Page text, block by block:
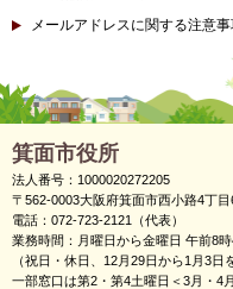
メールアドレスに関する注意
箕面市役所
法人番号：1000020272205
〒562-0003大阪府箕面市西小路4丁
電話：072-723-2121（代表）
業務時間：月曜日から金曜日 午前8
（祝日・休日、12月29日から1月3日
一部窓口は第2・第4土曜日＜3月・4